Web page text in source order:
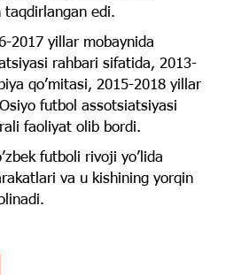
taqdirlangan edi.
2017 yillar mobaynida
rahbari sifatida, 2013-
qoʼmitasi, 2015-2018 yillar
futbol assotsiatsiyasi
faoliyat olib bordi.
futboli rivoji yoʼlida
va u kishining yorqin